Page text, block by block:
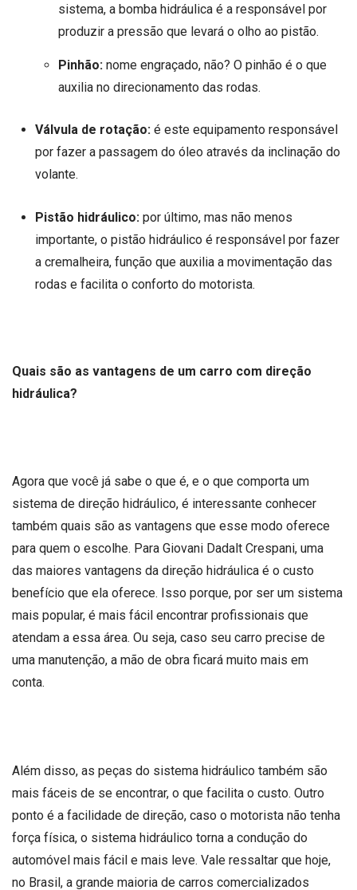
sistema, a bomba hidráulica é a responsável por
produzir a pressão que levará o olho ao pistão.
Pinhão:nome engraçado, não? O pinhão é o que
auxilia no direcionamento das rodas.
Válvula de rotação: é este equipamento responsável
por fazer a passagem do óleo através da inclinação do
volante.
Pistão hidráulico:por último, mas não menos
importante, o pistão hidráulico é responsável por fazer
a cremalheira, função que auxilia a movimentação das
rodas e facilita o conforto do motorista.
Quais são as vantagens de um carro com direção
hidráulica?
Agora que você já sabe o que é, e o que comporta um
sistema de direção hidráulico, é interessante conhecer
também quais são as vantagens que esse modo oferece
para quem o escolhe. Para Giovani Dadalt Crespani, uma
das maiores vantagens da direção hidráulica é o custo
benefício que ela oferece. Isso porque, por ser um sistema
mais popular, é mais fácil encontrar profissionais que
atendam a essa área. Ou seja, caso seu carro precise de
uma manutenção, a mão de obra ficará muito mais em
conta.
Além disso, as peças do sistema hidráulico também são
mais fáceis de se encontrar, o que facilita o custo. Outro
ponto é a facilidade de direção, caso o motorista não tenha
força física, o sistema hidráulico torna a condução do
automóvel mais fácil e mais leve. Vale ressaltar que hoje,
no Brasil, a grande maioria de carros comercializados